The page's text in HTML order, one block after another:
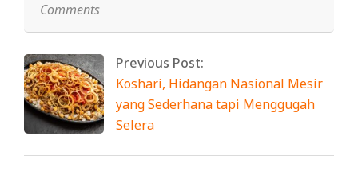
Comments
Previous Post:
Koshari, Hidangan Nasional Mesir
yang Sederhana tapi Menggugah
Selera